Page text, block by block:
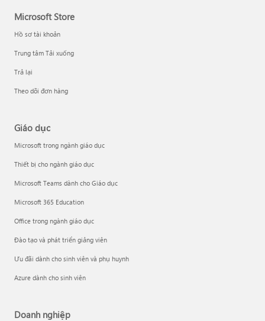
Microsoft Store
Hồ sơ tài khoản
Trung tâm Tải xuống
Trả lại
Theo dõi đơn hàng
Giáo dục
Microsoft trong ngành giáo dục
Thiết bị cho ngành giáo dục
Microsoft Teams dành cho Giáo dục
Microsoft 365 Education
Office trong ngành giáo dục
Đào tạo và phát triển giảng viên
Ưu đãi dành cho sinh viên và phụ huynh
Azure dành cho sinh viên
Doanh nghiệp